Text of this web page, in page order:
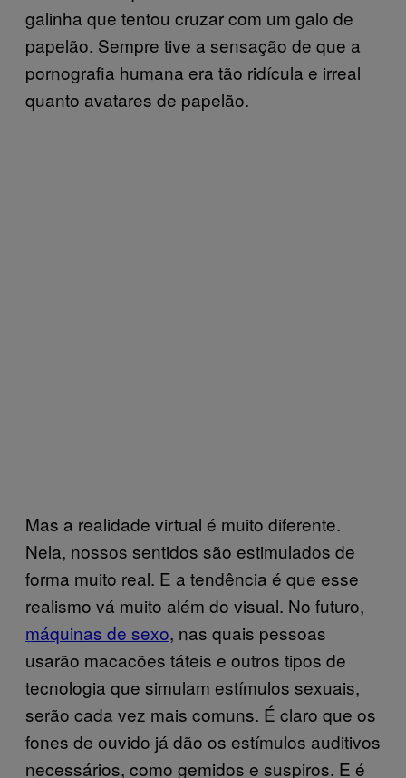
galinha que tentou cruzar com um galo de
papelão. Sempre tive a sensação de que a
pornografia humana era tão ridícula e irreal
quanto avatares de papelão.
Mas a realidade virtual é muito diferente.
Nela, nossos sentidos são estimulados de
forma muito real. E a tendência é que esse
realismo vá muito além do visual. No futuro,
máquinas de sexo, nas quais pessoas
usarão macacões táteis e outros tipos de
tecnologia que simulam estímulos sexuais,
serão cada vez mais comuns. É claro que os
fones de ouvido já dão os estímulos auditivos
necessários, como gemidos e suspiros. E é